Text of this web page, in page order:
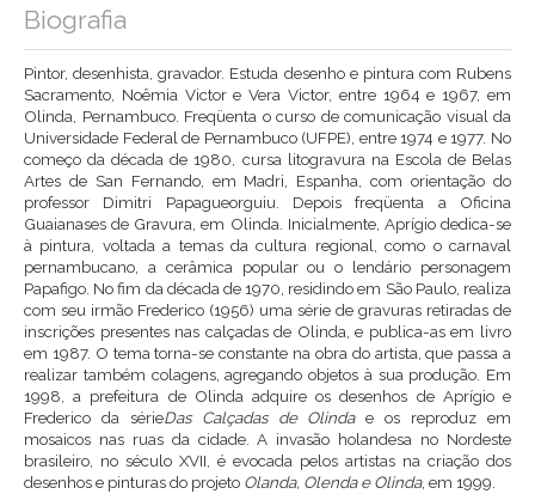
Biografia
Pintor, desenhista, gravador. Estuda desenho e pintura com Rubens
Sacramento, Noêmia Victor e Vera Victor, entre 1964 e 1967, em
Olinda, Pernambuco. Freqüenta o curso de comunicação visual da
Universidade Federal de Pernambuco (UFPE), entre 1974 e 1977. No
começo da década de 1980, cursa litogravura na Escola de Belas
Artes de San Fernando, em Madri, Espanha, com orientação do
professor Dimitri Papagueorguiu. Depois freqüenta a Oficina
Guaianases de Gravura, em Olinda. Inicialmente, Aprígio dedica-se
à pintura, voltada a temas da cultura regional, como o carnaval
pernambucano, a cerâmica popular ou o lendário personagem
Papafigo. No fim da década de 1970, residindo em São Paulo, realiza
com seu irmão Frederico (1956) uma série de gravuras retiradas de
inscrições presentes nas calçadas de Olinda, e publica-as em livro
em 1987. O tema torna-se constante na obra do artista, que passa a
realizar também colagens, agregando objetos à sua produção. Em
1998, a prefeitura de Olinda adquire os desenhos de Aprígio e
Frederico da sérieDas Calçadas de Olindae os reproduz em
mosaicos nas ruas da cidade. A invasão holandesa no Nordeste
brasileiro, no século XVII, é evocada pelos artistas na criação dos
desenhos e pinturas do projeto Olanda, Olenda e Olinda, em 1999.